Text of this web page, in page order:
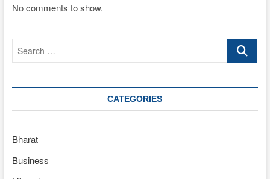
No comments to show.
Search
CATEGORIES
Bharat
Business